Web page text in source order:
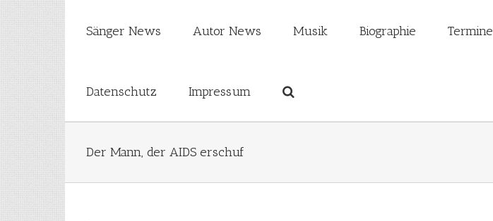
Sänger News Autor News Musik Biographie Termine
Datenschutz Impressum
Der Mann, der AIDS erschuf